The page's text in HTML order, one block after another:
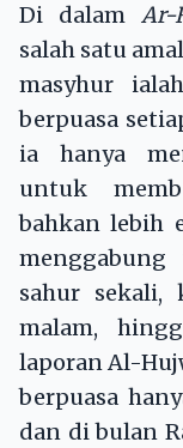
Di dalam Ar-
salah satu
masyhur
berpuasa
ia hanya
untuk
bahkan lebih
sahur sekali,
malam,
laporan Al-
berpuasa
dan di bulan